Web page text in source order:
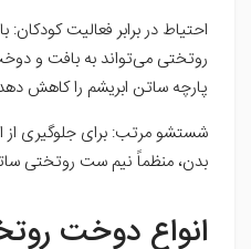
احتیاط در برابر فعالیت
روتختی می‌تواند به بافت و
پارچه ساتن ابریشم را کاهش
شستشو مرتب: برای جلوگیری از
بدن، منظماً نیم ست روتختی
انواع دوخت